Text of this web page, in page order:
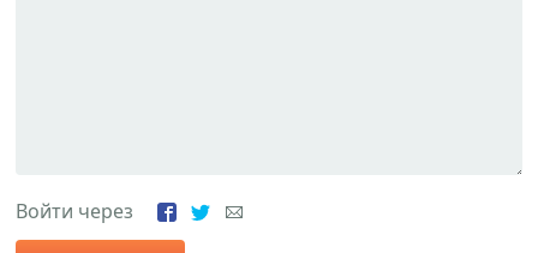
Войти через